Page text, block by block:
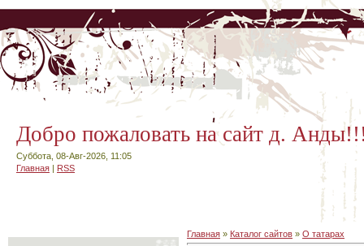
Добро пожаловать на сайт д.
Суббота, 08-Авг-2026, 11:05
Главная | RSS
Главная » Каталог сайтов » О татарах